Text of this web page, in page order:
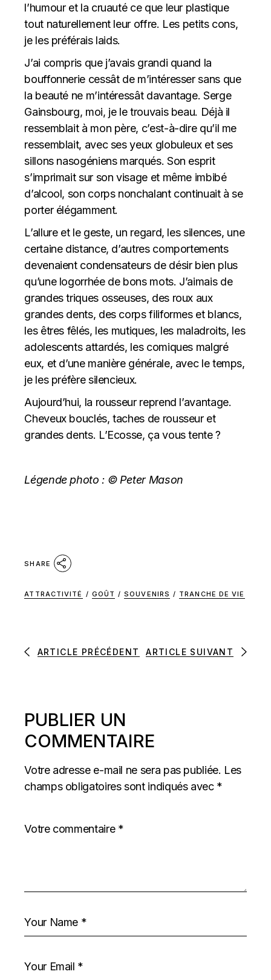
l’humour et la cruauté ce que leur plastique
tout naturellement leur offre. Les petits cons,
je les préférais laids.
J’ai compris que j’avais grandi quand la
bouffonnerie cessât de m’intéresser sans que
la beauté ne m’intéressât davantage. Serge
Gainsbourg, moi, je le trouvais beau. Déjà il
ressemblait à mon père, c’est-à-dire qu’il me
ressemblait, avec ses yeux globuleux et ses
sillons nasogéniens marqués. Son esprit
s’imprimait sur son visage et même imbibé
d’alcool, son corps nonchalant continuait à se
porter élégamment.
L’allure et le geste, un regard, les silences, une
certaine distance, d’autres comportements
devenaient condensateurs de désir bien plus
qu’une logorrhée de bons mots. J’aimais de
grandes triques osseuses, des roux aux
grandes dents, des corps filiformes et blancs,
les êtres fêlés, les mutiques, les maladroits, les
adolescents attardés, les comiques malgré
eux, et d’une manière générale, avec le temps,
je les préfère silencieux.
Aujourd’hui, la rousseur reprend l’avantage.
Cheveux bouclés, taches de rousseur et
grandes dents. L’Ecosse, ça vous tente ?
Légende photo : © Peter Mason
SHARE
ATTRACTIVITÉ / GOÛT / SOUVENIRS / TRANCHE DE VIE
ARTICLE PRÉCÉDENT ARTICLE SUIVANT
PUBLIER UN
COMMENTAIRE
Votre adresse e-mail ne sera pas publiée. Les
champs obligatoires sont indiqués avec *